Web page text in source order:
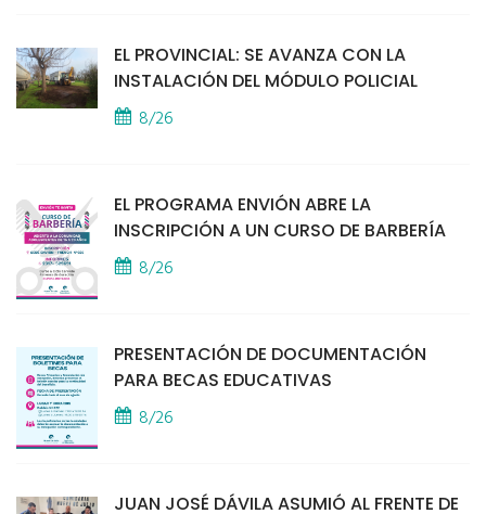
EL PROVINCIAL: SE AVANZA CON LA
INSTALACIÓN DEL MÓDULO POLICIAL
8/26
EL PROGRAMA ENVIÓN ABRE LA
INSCRIPCIÓN A UN CURSO DE BARBERÍA
8/26
PRESENTACIÓN DE DOCUMENTACIÓN
PARA BECAS EDUCATIVAS
8/26
JUAN JOSÉ DÁVILA ASUMIÓ AL FRENTE DE